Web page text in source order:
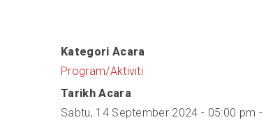
Kategori Acara
Program/Aktiviti
Tarikh Acara
Sabtu, 14 September 2024 - 05:00 pm -